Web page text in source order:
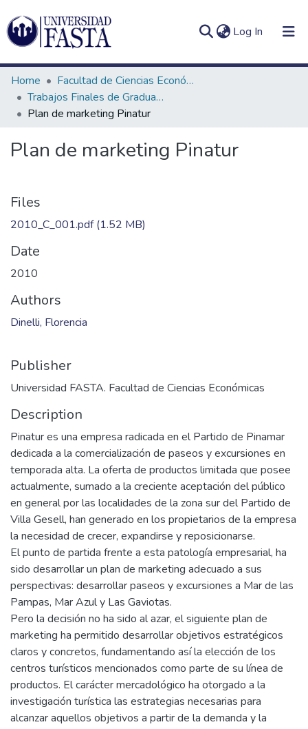
Log In (current)
Communities
&
All of DSpace
In (current)
Home
Facultad de Ciencias Económicas
Trabajos Finales de Graduación de Comercialización
Plan de marketing Pinatur
Plan de marketing Pinatur
Files
2010_C_001.pdf(1.52 MB)
Date
2010
Authors
Dinelli, Florencia
Publisher
Universidad FASTA. Facultad de Ciencias Económicas
Description
Pinatur es una empresa radicada en el Partido de Pinamar
dedicada a la comercialización de paseos y excursiones en
temporada alta. La oferta de productos limitada que posee
actualmente, sumado a la creciente aceptación del público
en general por las localidades de la zona sur del Partido de
Villa Gesell, han generado en los propietarios de la empresa
la necesidad de crecer, expandirse y reposicionarse.
El punto de partida frente a esta patología empresarial, ha
sido desarrollar un plan de marketing adecuado a sus
perspectivas: desarrollar paseos y excursiones a Mar de las
Pampas, Mar Azul y Las Gaviotas.
Pero la decisión no ha sido al azar, el siguiente plan de
marketing ha permitido desarrollar objetivos estratégicos
claros y concretos, fundamentando así la elección de los
centros turísticos mencionados como parte de su línea de
productos. El carácter mercadológico ha otorgado a la
investigación turística las estrategias necesarias para
alcanzar aquellos objetivos a partir de la demanda y la